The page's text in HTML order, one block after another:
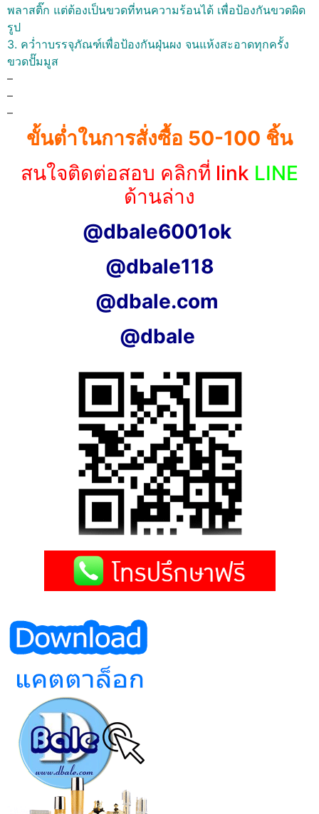
พลาสติ๊ก แต่ต้องเป็นขวดที่ทนความร้อนได้ เพื่อป้องกันขวดผิด
รูป
3. คว่ำาบรรจุภัณฑ์เพื่อป้องกันฝุ่นผง จนแห้งสะอาดทุกครั้ง
ขวดปั๊มมูส
–
–
–
ขั้นต่ำในการสั่งซื้อ 50-100 ชิ้น
สนใจติดต่อสอบ คลิกที่ link LINE
ด้านล่าง
@dbale6001ok
@dbale118
@dbale.com
@dbale